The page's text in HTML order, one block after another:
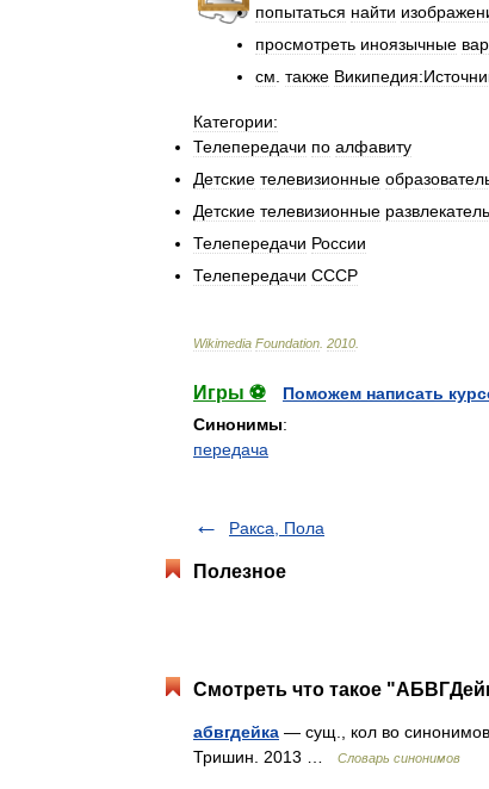
попытаться найти
просмотреть иноязычные
см также
Категории:
Телепередачи по алфавиту
Детские телевизионные
Детские телевизионные
Телепередачи России
Телепередачи СССР
Wikimedia Foundation 2010
Игры ⚽
Поможем написать
Синонимы:
передача
Ракса, Пола
Полезное
Смотреть что такое
абвгдейка — сущ., кол во
Тришин. 2013 …
Словарь синонимов